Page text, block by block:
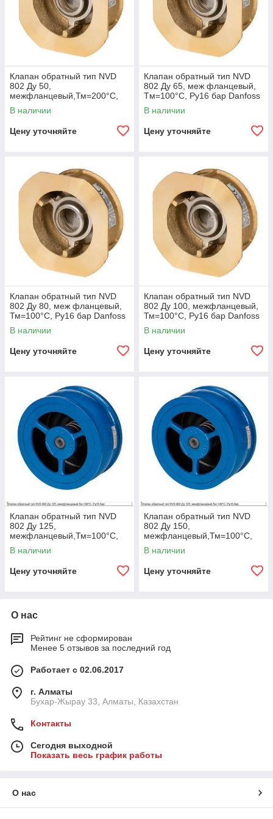
Широкий диапазон DN позволяет подобрать
оптимальный размер под систему.
Корпус и материалы рассчитаны на длительное
использование в магистральных сетях.
Универсальность среды: вода, теплоноситель, до 50
% гликоля.
Купить обратный клапан Danfoss NVD 802
можно в Алматы, Астане, Шымкенте,
Караганде, Актобе, Актау, Уральске, Атырау и других
WhatsApp
Клапан обратный тип NVD
802 Ду 50,
межфланцевый,Тм=200°С,
Ру16 бар Danfoss 065B7522
В наличии
Цену уточняйте
Клапан обратный тип NVD
802 Ду 65, меж фланцевый,
Tм=100°С, Ру16 бар Danfoss
065B7523
В наличии
Цену уточняйте
Клапан обратный тип NVD
802 Ду 80, меж фланцевый,
Тм=100°С, Ру16 бар Danfoss
065B7524
В наличии
Цену уточняйте
Клапан обратный тип NVD
802 Ду 100, межфланцевый,
Тм=100°С, Ру16 бар Danfoss
065B7525
В наличии
Цену уточняйте
Клапан обратный тип NVD
802 Ду 125,
межфланцевый,Тм=100°С,
Ру16 бар Danfoss 065B7526
В наличии
Цену уточняйте
Клапан обратный тип NVD
802 Ду 150,
межфланцевый,Тм=100°С,
Ру16 бар Danfoss 065B7527
В наличии
Цену уточняйте
О нас
Рейтинг не сформирован
Менее 5 отзывов за последний год
Работает с 02.06.2017
г. Алматы
Бухар-Жырау 33, Алматы, Казахстан
Контакты
Сегодня выходной
Показать весь график работы
О нас